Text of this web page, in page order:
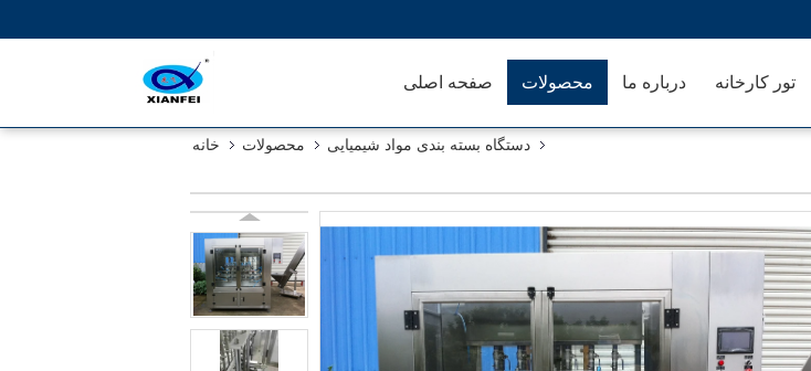
صفحه اصلی محصولات درباره ما تور کارخانه
خانه محصولات دستگاه بسته بندی مواد شیمیایی